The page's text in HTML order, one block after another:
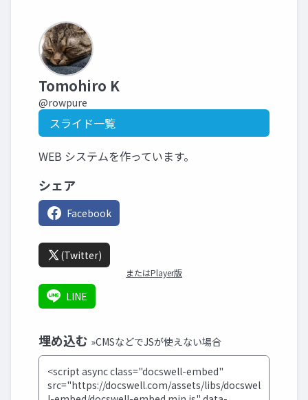
Tomohiro K
@rowpure
スライド一覧
WEB システムを作っています。
シェア
Facebook
(Twitter)
またはPlayer版
LINE
埋め込む »CMSなどでJSが使えない場合